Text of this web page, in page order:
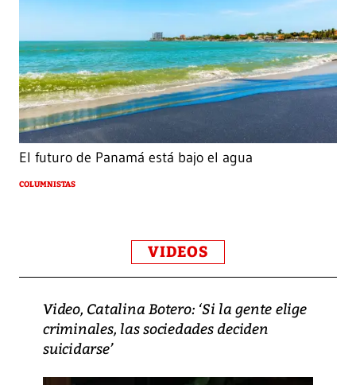
El futuro de Panamá está bajo el agua
COLUMNISTAS
VIDEOS
Video, Catalina Botero: ‘Si la gente elige
criminales, las sociedades deciden
suicidarse’